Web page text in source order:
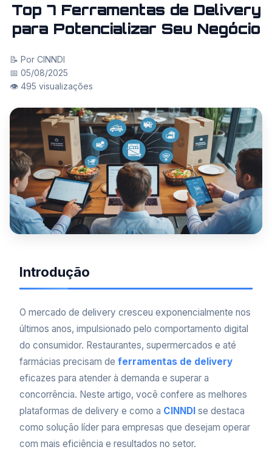
Top 7 Ferramentas de Delivery
para Potencializar Seu Negócio
📝 Por CINNDI
📅 05/08/2025
👁️ 495 visualizações
Introdução
O mercado de delivery cresceu exponencialmente nos
últimos anos, impulsionado pelo comportamento digital
do consumidor. Restaurantes, supermercados e até
farmácias precisam de ferramentas de delivery
eficazes para atender à demanda e superar a
concorrência. Neste artigo, você confere as melhores
plataformas de delivery e como a CINNDI se destaca
como solução líder para empresas que desejam operar
com mais eficiência e resultados no setor.